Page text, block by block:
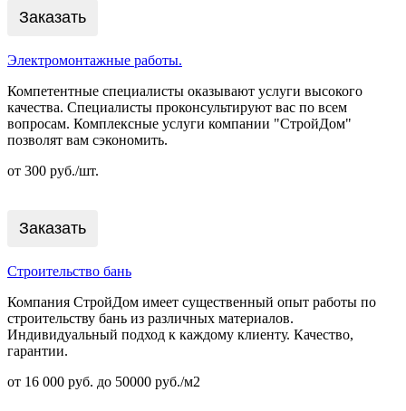
Заказать
Электромонтажные работы.
Компетентные специалисты оказывают услуги высокого
качества. Специалисты проконсультируют вас по всем
вопросам. Комплексные услуги компании "СтройДом"
позволят вам сэкономить.
от 300 руб./шт.
Заказать
Строительство бань
Компания СтройДом имеет существенный опыт работы по
строительству бань из различных материалов.
Индивидуальный подход к каждому клиенту. Качество,
гарантии.
от 16 000 руб. до 50000 руб./м2